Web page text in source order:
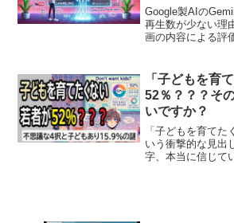
ると考えられ
Google製AIの
再生数が少ない理
画の内容による評
際には、このよ
と...
「子どもを育
52％？？？そ
いですか？
「子どもを育てた
いう衝撃的な見出
字、本当に信じて